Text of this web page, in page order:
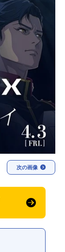
次の画像